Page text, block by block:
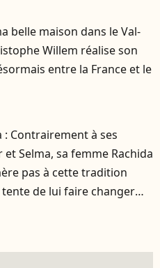
belle maison dans le Val-
Willem réalise son
entre la France et le
: Contrairement à ses
Selma, sa femme Rachida
pas à cette tradition
de lui faire changer